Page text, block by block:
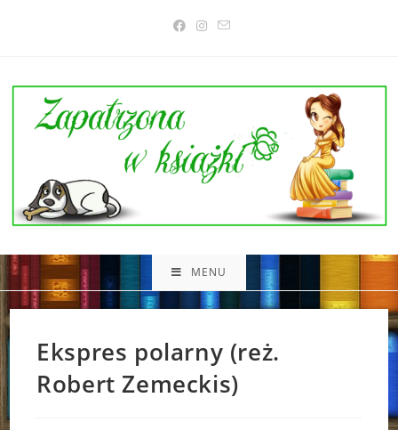
MENU
Ekspres polarny (reż.
Robert Zemeckis)